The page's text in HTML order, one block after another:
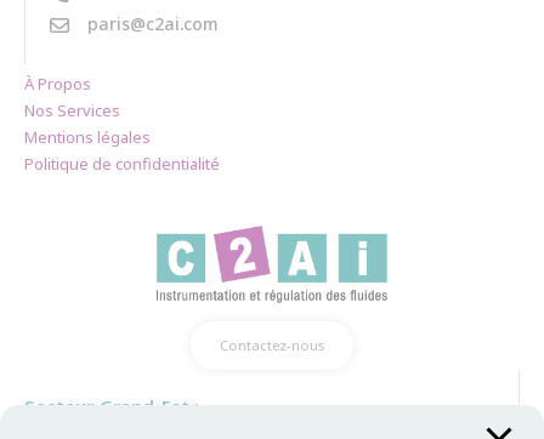
paris@c2ai.com
À Propos
Nos Services
Mentions légales
Politique de confidentialité
Contactez-nous
Secteur Grand-Est :